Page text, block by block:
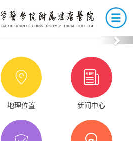
地理位置 新闻中心